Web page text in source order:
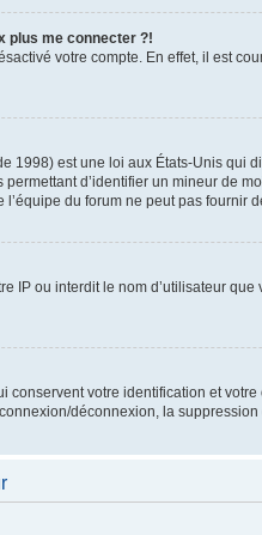
plus me connecter ?!
votre compte. En effet, il est
1998) est une loi aux États-Unis qui
d’identifier un mineur de
du forum ne peut pas
IP ou interdit le nom d’utilisateur
votre identification et
déconnexion, la